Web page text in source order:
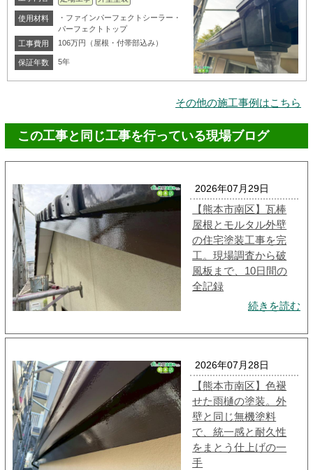
使用材料
・ファインパーフェクトシーラー・
パーフェクトトップ
工事費用
106万円（屋根・付帯部込み）
保証年数 5年
その他の施工事例はこちら
この工事と同じ工事を行っている現場ブログ
2026年07月29日
【熊本市南区】瓦棒
屋根とモルタル外壁
の住宅塗装工事を完
工。現場調査から破
風板まで、10日間の
全記録
続きを読む
2026年07月28日
【熊本市南区】色褪
せた雨樋の塗装。外
壁と同じ無機塗料
で、統一感と耐久性
をまとう仕上げの一
手